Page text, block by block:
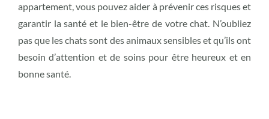
appartement, vous pouvez aider à prévenir ces risques et
garantir la santé et le bien-être de votre chat. N’oubliez
pas que les chats sont des animaux sensibles et qu’ils ont
besoin d’attention et de soins pour être heureux et en
bonne santé.